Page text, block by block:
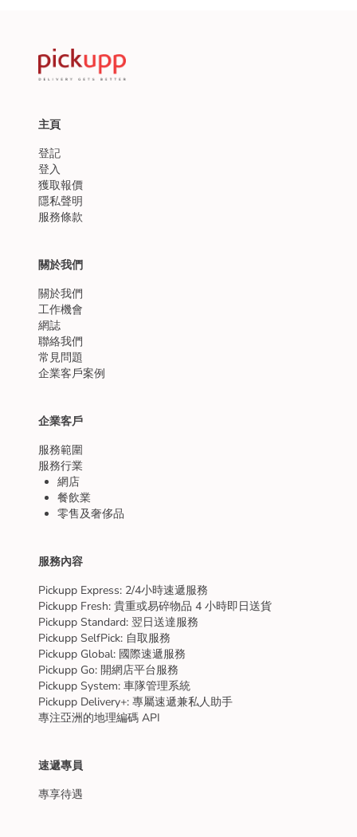
主頁
登記
登入
獲取報價
隱私聲明
服務條款
關於我們
關於我們
工作機會
網誌
聯絡我們
常見問題
企業客戶案例
企業客戶
服務範圍
服務行業
網店
餐飲業
零售及奢侈品
服務內容
Pickupp Express: 2/4小時速遞服務
Pickupp Fresh: 貴重或易碎物品 4 小時即日送貨
Pickupp Standard: 翌日送達服務
Pickupp SelfPick: 自取服務
Pickupp Global: 國際速遞服務
Pickupp Go: 開網店平台服務
Pickupp System: 車隊管理系統
Pickupp Delivery+: 專屬速遞兼私人助手
專注亞洲的地理編碼 API
速遞專員
專享待遇